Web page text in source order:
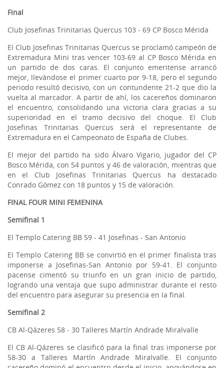
Final
Club Josefinas Trinitarias Quercus 103 - 69 CP Bosco Mérida
El Club Josefinas Trinitarias Quercus se proclamó campeón de
Extremadura Mini tras vencer 103-69 al CP Bosco Mérida en
un partido de dos caras. El conjunto emeritense arrancó
mejor, llevándose el primer cuarto por 9-18, pero el segundo
periodo resultó decisivo, con un contundente 21-2 que dio la
vuelta al marcador. A partir de ahí, los cacereños dominaron
el encuentro, consolidando una victoria clara gracias a su
superioridad en el tramo decisivo del choque. El Club
Josefinas Trinitarias Quercus será el representante de
Extremadura en el Campeonato de España de Clubes.
El mejor del partido ha sido Álvaro Vigario, jugador del CP
Bosco Mérida, con 54 puntos y 46 de valoración, mientras que
en el Club Josefinas Trinitarias Quercus ha destacado
Conrado Gómez con 18 puntos y 15 de valoración.
FINAL FOUR MINI FEMENINA
Semifinal 1
El Templo Catering BB 59 - 41 Josefinas - San Antonio
El Templo Catering BB se convirtió en el primer finalista tras
imponerse a Josefinas-San Antonio por 59-41. El conjunto
pacense cimentó su triunfo en un gran inicio de partido,
logrando una ventaja que supo administrar durante el resto
del encuentro para asegurar su presencia en la final.
Semifinal 2
CB Al-Qázeres 58 - 30 Talleres Martín Andrade Miralvalle
El CB Al-Qázeres se clasificó para la final tras imponerse por
58-30 a Talleres Martín Andrade Miralvalle. El conjunto